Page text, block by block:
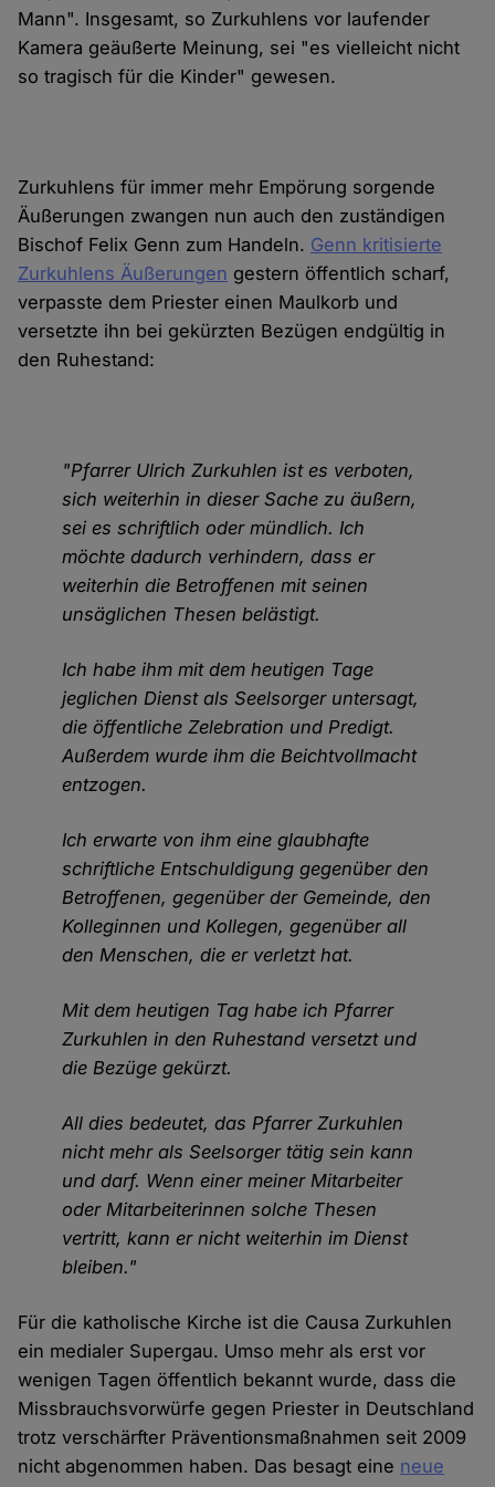
Mann". Insgesamt, so Zurkuhlens vor laufender
Kamera geäußerte Meinung, sei "es vielleicht nicht
so tragisch für die Kinder" gewesen.
Zurkuhlens für immer mehr Empörung sorgende
Äußerungen zwangen nun auch den zuständigen
Bischof Felix Genn zum Handeln. Genn kritisierte
Zurkuhlens Äußerungen gestern öffentlich scharf,
verpasste dem Priester einen Maulkorb und
versetzte ihn bei gekürzten Bezügen endgültig in
den Ruhestand:
"Pfarrer Ulrich Zurkuhlen ist es verboten,
sich weiterhin in dieser Sache zu äußern,
sei es schriftlich oder mündlich. Ich
möchte dadurch verhindern, dass er
weiterhin die Betroffenen mit seinen
unsäglichen Thesen belästigt.
Ich habe ihm mit dem heutigen Tage
jeglichen Dienst als Seelsorger untersagt,
die öffentliche Zelebration und Predigt.
Außerdem wurde ihm die Beichtvollmacht
entzogen.
Ich erwarte von ihm eine glaubhafte
schriftliche Entschuldigung gegenüber den
Betroffenen, gegenüber der Gemeinde, den
Kolleginnen und Kollegen, gegenüber all
den Menschen, die er verletzt hat.
Mit dem heutigen Tag habe ich Pfarrer
Zurkuhlen in den Ruhestand versetzt und
die Bezüge gekürzt.
All dies bedeutet, das Pfarrer Zurkuhlen
nicht mehr als Seelsorger tätig sein kann
und darf. Wenn einer meiner Mitarbeiter
oder Mitarbeiterinnen solche Thesen
vertritt, kann er nicht weiterhin im Dienst
bleiben."
Für die katholische Kirche ist die Causa Zurkuhlen
ein medialer Supergau. Umso mehr als erst vor
wenigen Tagen öffentlich bekannt wurde, dass die
Missbrauchsvorwürfe gegen Priester in Deutschland
trotz verschärfter Präventionsmaßnahmen seit 2009
nicht abgenommen haben. Das besagt eine neue